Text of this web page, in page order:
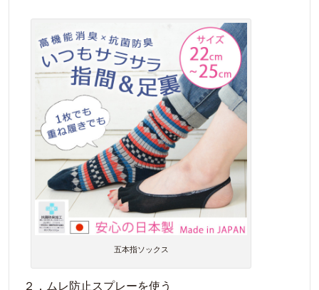
五本指ソックス
２．ムレ防止スプレーを使う